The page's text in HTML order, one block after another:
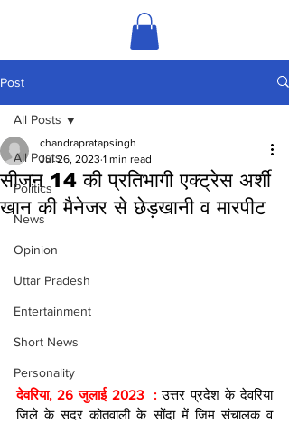
Post
All Posts
Politics
News
Opinion
Uttar Pradesh
Entertainment
Short News
Personality
All Posts
सीजन 14 की प्रतिभागी एक्ट्रेस अर्शी
खान की मैनेजर से छेड़खानी व मारपीट
chandrapratapsingh
Jul 26, 2023 1 min read
देवरिया, 26 जुलाई 2023  : उत्तर प्रदेश के देवरिया
जिले के सदर कोतवाली के सोंदा में जिम संचालक व